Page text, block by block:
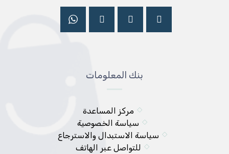
بنك المعلومات
مركز المساعدة
سياسة الخصوصية
سياسة الاستبدال والاسترجاع
للتواصل عبر الهاتف